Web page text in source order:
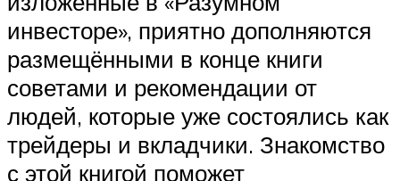
инвесторе», приятно дополняются
размещёнными в конце книги
советами и рекомендации от
людей, которые уже состоялись как
трейдеры и вкладчики. Знакомство
с этой книгой поможет